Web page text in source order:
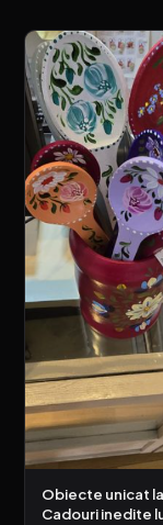
Obiecte unicat
Cadouri inedite